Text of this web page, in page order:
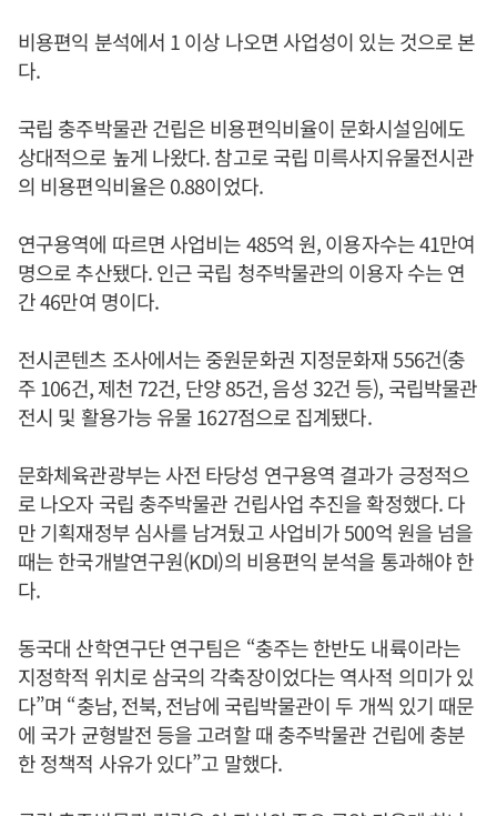
비용편익 분석에서 1 이상 나오면 사업성이 있는 것으로 본
다.
국립 충주박물관 건립은 비용편익비율이 문화시설임에도
상대적으로 높게 나왔다. 참고로 국립 미륵사지유물전시관
의 비용편익비율은 0.88이었다.
연구용역에 따르면 사업비는 485억 원, 이용자수는 41만여
명으로 추산됐다. 인근 국립 청주박물관의 이용자 수는 연
간 46만여 명이다.
전시콘텐츠 조사에서는 중원문화권 지정문화재 556건(충
주 106건, 제천 72건, 단양 85건, 음성 32건 등), 국립박물관
전시 및 활용가능 유물 1627점으로 집계됐다.
문화체육관광부는 사전 타당성 연구용역 결과가 긍정적으
로 나오자 국립 충주박물관 건립사업 추진을 확정했다. 다
만 기획재정부 심사를 남겨뒀고 사업비가 500억 원을 넘을
때는 한국개발연구원(KDI)의 비용편익 분석을 통과해야 한
다.
동국대 산학연구단 연구팀은 “충주는 한반도 내륙이라는
지정학적 위치로 삼국의 각축장이었다는 역사적 의미가 있
다”며 “충남, 전북, 전남에 국립박물관이 두 개씩 있기 때문
에 국가 균형발전 등을 고려할 때 충주박물관 건립에 충분
한 정책적 사유가 있다”고 말했다.